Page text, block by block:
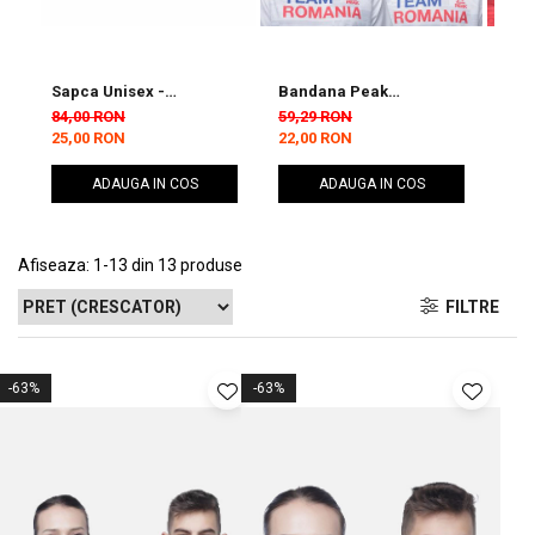
Sapca Unisex -
International Fitness
and Body Building
Federation
84,00 RON
25,00 RON
ADAUGA IN COS
Bandana Peak
TeamRomania20 Rosu
59,29 RON
22,00 RON
ADAUGA IN COS
Afiseaza: 1-13 din 13 produse
FILTRE
-63% -63%